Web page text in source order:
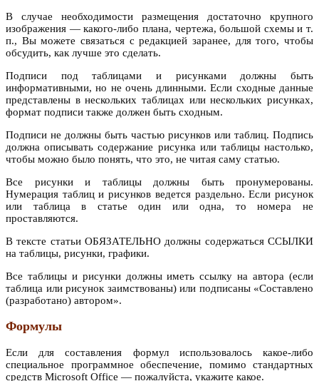
В случае необходимости размещения достаточно крупного
изображения — какого-либо плана, чертежа, большой схемы и т.
п., Вы можете связаться с редакцией заранее, для того, чтобы
обсудить, как лучше это сделать.
Подписи под таблицами и рисунками должны быть
информативными, но не очень длинными. Если сходные данные
представлены в нескольких таблицах или нескольких рисунках,
формат подписи также должен быть сходным.
Подписи не должны быть частью рисунков или таблиц. Подпись
должна описывать содержание рисунка или таблицы настолько,
чтобы можно было понять, что это, не читая саму статью.
Все рисунки и таблицы должны быть пронумерованы.
Нумерация таблиц и рисунков ведется раздельно. Если рисунок
или таблица в статье один или одна, то номера не
проставляются.
В тексте статьи ОБЯЗАТЕЛЬНО должны содержаться ССЫЛКИ
на таблицы, рисунки, графики.
Все таблицы и рисунки должны иметь ссылку на автора (если
таблица или рисунок заимствованы) или подписаны «Составлено
(разработано) автором».
Формулы
Если для составления формул использовалось какое-либо
специальное программное обеспечение, помимо стандартных
средств Microsoft Office — пожалуйста, укажите какое.